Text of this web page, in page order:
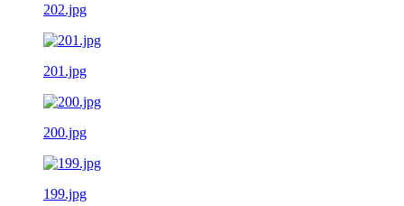
202.jpg
201.jpg
200.jpg
199.jpg